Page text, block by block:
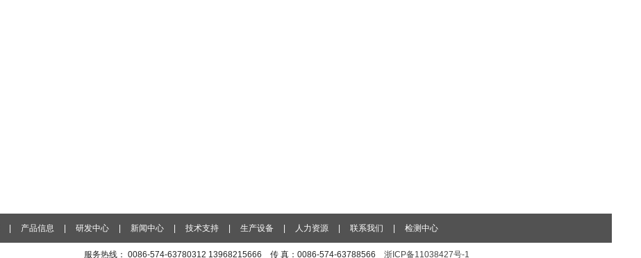
产品信息 研发中心 新闻中心 技术支持 生产设备 人力资源 联系我们 检测中心
服务热线： 0086-574-63780312 13968215666 传 真：0086-574-63788566 浙ICP备11038427号-1